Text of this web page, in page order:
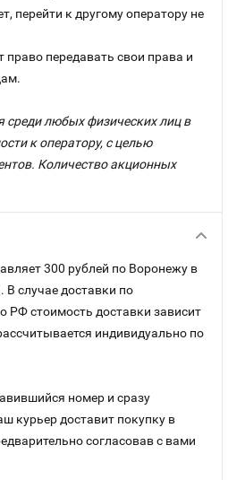
перейти к другому оператору не
право передавать свои права и
среди любых физических лиц в
к оператору, с целью
Количество акционных
300 рублей по Воронежу в
В случае доставки по
РФ стоимость доставки зависит
индивидуально по
номер и сразу
курьер доставит покупку в
согласовав с вами